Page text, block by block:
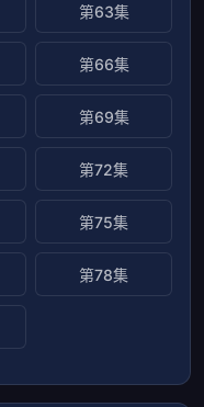
第63集
第66集
第69集
第72集
第75集
第78集